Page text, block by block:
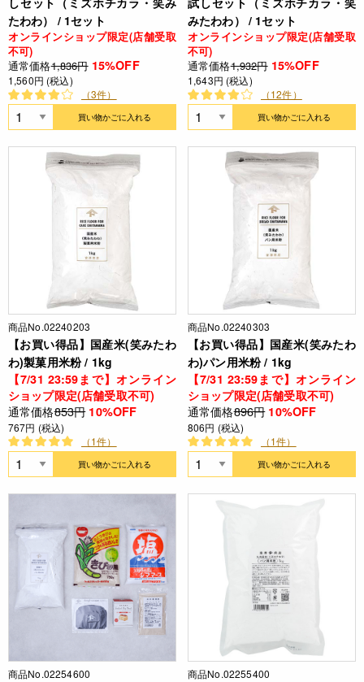
たわわ） / 1セット
オンラインショップ限定(店舗受取
不可)
通常価格1,836円 15%OFF
1,560円 (税込)
（3件）
買い物かごに入れる
みたわわ） / 1セット
オンラインショップ限定(店舗受取
不可)
通常価格1,932円 15%OFF
1,643円 (税込)
（12件）
買い物かごに入れる
商品No.02240203
【お買い得品】国産米(笑みたわ
わ)製菓用米粉 / 1kg
【7/31 23:59まで】オンライン
ショップ限定(店舗受取不可)
通常価格853円 10%OFF
767円 (税込)
（1件）
買い物かごに入れる
商品No.02240303
【お買い得品】国産米(笑みたわ
わ)パン用米粉 / 1kg
【7/31 23:59まで】オンライン
ショップ限定(店舗受取不可)
通常価格896円 10%OFF
806円 (税込)
（1件）
買い物かごに入れる
商品No.02254600 商品No.02255400